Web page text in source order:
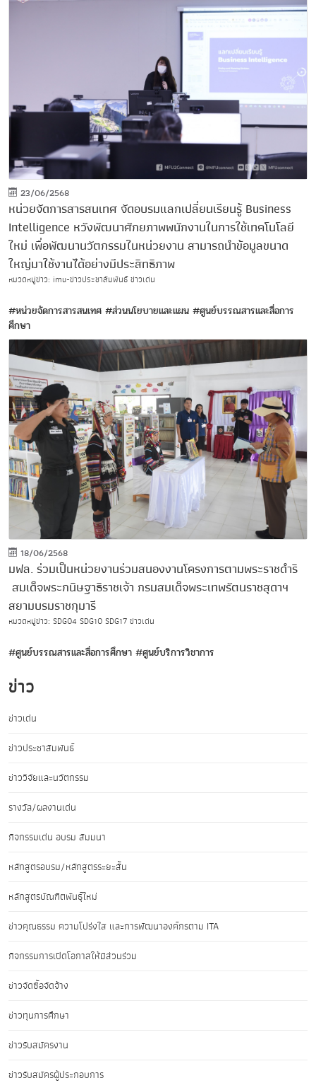
23/06/2568
หน่วยจัดการสารสนเทศ จัดอบรมแลกเปลี่ยนเรียนรู้ Business
Intelligence หวังพัฒนาศักยภาพพนักงานในการใช้เทคโนโลยี
ใหม่ เพื่อพัฒนานวัตกรรมในหน่วยงาน สามารถนำข้อมูลขนาด
ใหญ่มาใช้งานได้อย่างมีประสิทธิภาพ
หมวดหมู่ข่าว: imu-ข่าวประชาสัมพันธ์ ข่าวเด่น
#หน่วยจัดการสารสนเทศ #ส่วนนโยบายและแผน #ศูนย์บรรณสารและสื่อการ
ศึกษา
18/06/2568
มฟล. ร่วมเป็นหน่วยงานร่วมสนองงานโครงการตามพระราชดำริ
สมเด็จพระกนิษฐาธิราชเจ้า กรมสมเด็จพระเทพรัตนราชสุดาฯ
สยามบรมราชกุมารี
หมวดหมู่ข่าว: SDG04 SDG10 SDG17 ข่าวเด่น
#ศูนย์บรรณสารและสื่อการศึกษา #ศูนย์บริการวิชาการ
ข่าว
ข่าวเด่น
ข่าวประชาสัมพันธ์
ข่าววิจัยและนวัตกรรม
รางวัล/ผลงานเด่น
กิจกรรมเด่น อบรม สัมมนา
หลักสูตรอบรม/หลักสูตรระยะสั้น
หลักสูตรบัณฑิตพันธุ์ใหม่
ข่าวคุณธรรม ความโปร่งใส และการพัฒนาองค์กรตาม ITA
กิจกรรมการเปิดโอกาสให้มีส่วนร่วม
ข่าวจัดซื้อจัดจ้าง
ข่าวทุนการศึกษา
ข่าวรับสมัครงาน
ข่าวรับสมัครผู้ประกอบการ